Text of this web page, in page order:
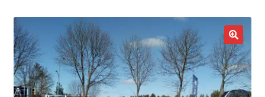
Nowości
Promocje
Kontakt
🔍